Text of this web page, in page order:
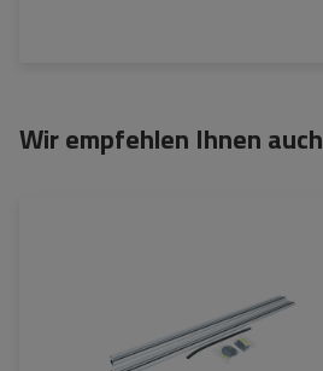
Wir empfehlen Ihnen auch